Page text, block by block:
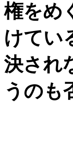
権をめ
けてい
決され
うのも